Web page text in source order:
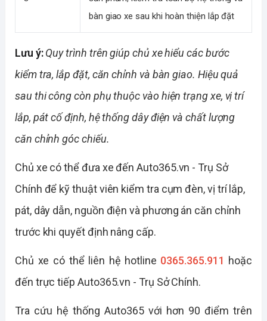
bàn giao xe sau khi hoàn thiện lắp đặt
Lưu ý:Quy trình trên giúp chủ xe hiểu các bước
kiểm tra, lắp đặt, căn chỉnh và bàn giao. Hiệu quả
sau thi công còn phụ thuộc vào hiện trạng xe, vị trí
lắp, pát cố định, hệ thống dây điện và chất lượng
căn chỉnh góc chiếu.
Chủ xe có thể đưa xe đến Auto365.vn - Trụ Sở
Chính để kỹ thuật viên kiểm tra cụm đèn, vị trí lắp,
pát, dây dẫn, nguồn điện và phương án căn chỉnh
trước khi quyết định nâng cấp.
Chủ xe có thể liên hệ hotline 0365.365.911 hoặc
đến trực tiếp Auto365.vn - Trụ Sở Chính.
Tra cứu hệ thống Auto365 với hơn 90 điểm trên